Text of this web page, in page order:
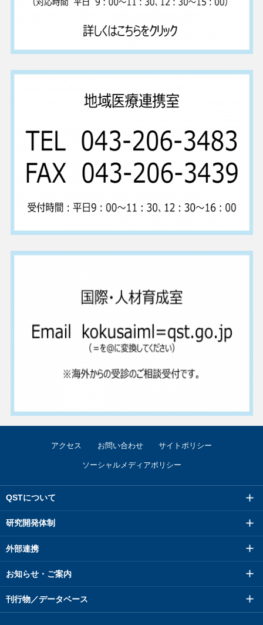
アクセス お問い合わせ サイトポリシー
ソーシャルメディアポリシー
QSTについて
研究開発体制
外部連携
お知らせ・ご案内
刊行物／データベース